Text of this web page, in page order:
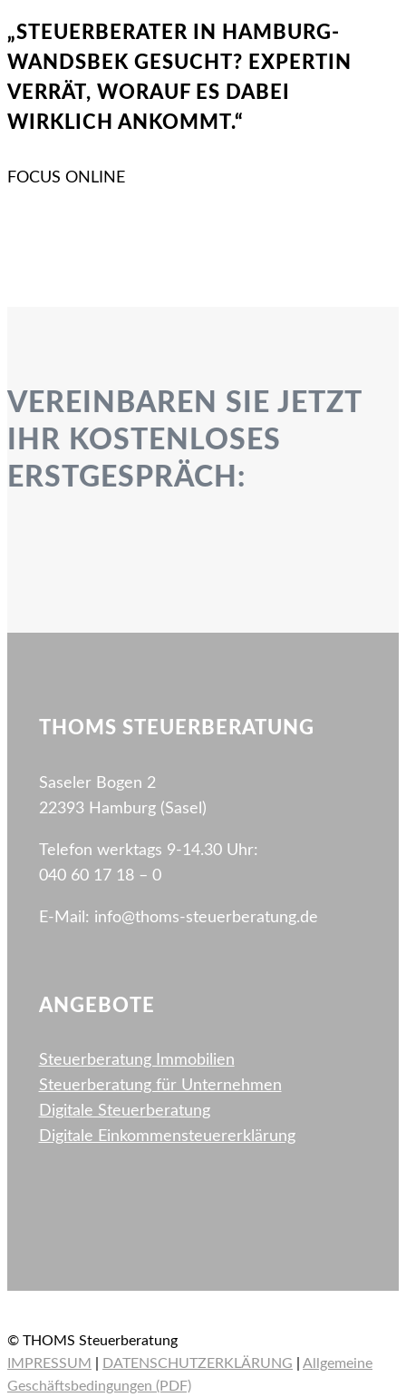
„STEUERBERATER IN HAMBURG-
WANDSBEK GESUCHT? EXPERTIN
VERRÄT, WORAUF ES DABEI
WIRKLICH ANKOMMT.“
FOCUS ONLINE
VEREINBAREN SIE JETZT
IHR KOSTENLOSES
ERSTGESPRÄCH:
THOMS STEUERBERATUNG
Saseler Bogen 2
22393 Hamburg (Sasel)
Telefon werktags 9-14.30 Uhr:
040 60 17 18 – 0
E-Mail: info@thoms-steuerberatung.de
ANGEBOTE
Steuerberatung Immobilien
Steuerberatung für Unternehmen
Digitale Steuerberatung
Digitale Einkommen­steuererklärung
© THOMS Steuerberatung
IMPRESSUM
DATENSCHUTZERKLÄRUNG
Allgemeine
Geschäftsbedingungen (PDF)